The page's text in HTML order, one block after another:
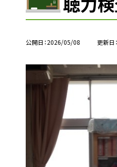
公開日 2026/05/08 更新日